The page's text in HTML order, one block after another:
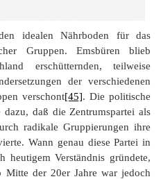
idealen Nährboden für das
Gruppen. Emsbüren blieb
erschütternden, teilweise
der verschiedenen
verschont[45]. Die politische
daß die Zentrumspartei als
radikale Gruppierungen ihre
Wann genau diese Partei in
heutigem Verständnis gründete,
Mitte der 20er Jahre war jedoch